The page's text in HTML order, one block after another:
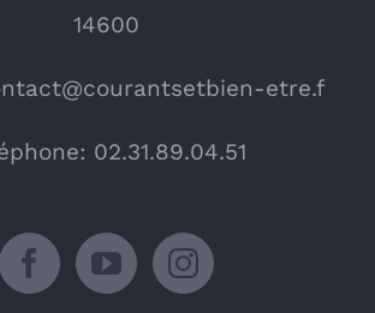
14600
etre.f
02.31.89.04.51